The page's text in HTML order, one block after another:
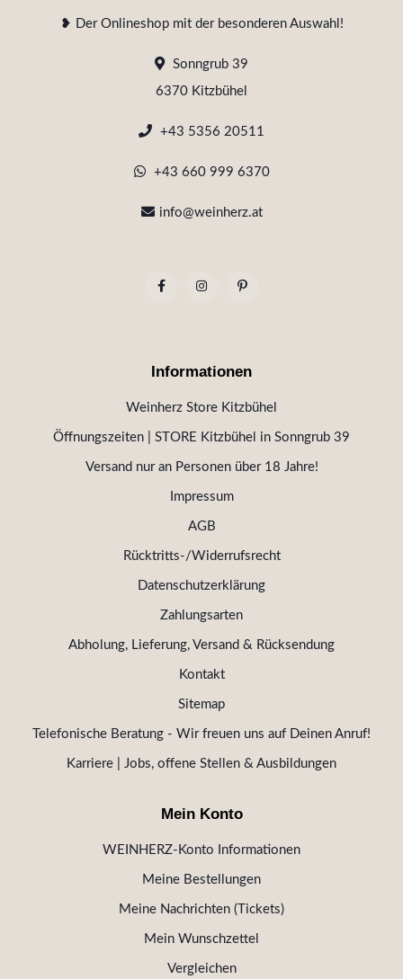
❥ Der Onlineshop mit der besonderen Auswahl!
Sonngrub 39
6370 Kitzbühel
+43 5356 20511
+43 660 999 6370
info@weinherz.at
Informationen
Weinherz Store Kitzbühel
Öffnungszeiten | STORE Kitzbühel in Sonngrub 39
Versand nur an Personen über 18 Jahre!
Impressum
AGB
Rücktritts-/Widerrufsrecht
Datenschutzerklärung
Zahlungsarten
Abholung, Lieferung, Versand & Rücksendung
Kontakt
Sitemap
Telefonische Beratung - Wir freuen uns auf Deinen Anruf!
Karriere | Jobs, offene Stellen & Ausbildungen
Mein Konto
WEINHERZ-Konto Informationen
Meine Bestellungen
Meine Nachrichten (Tickets)
Mein Wunschzettel
Vergleichen